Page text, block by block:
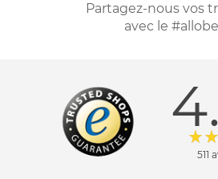
Partagez-nous vos
avec le
511